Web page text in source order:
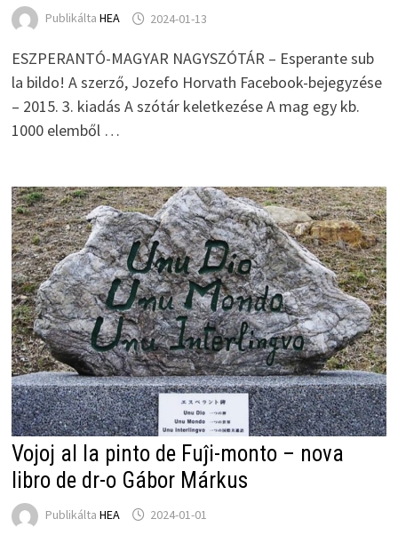
Publikálta HEA 2024-01-13
ESZPERANTÓ-MAGYAR NAGYSZÓTÁR – Esperante sub
la bildo! A szerző, Jozefo Horvath Facebook-bejegyzése
– 2015. 3. kiadás A szótár keletkezése A mag egy kb.
1000 elemből …
Vojoj al la pinto de Fuĵi-monto – nova
libro de dr-o Gábor Márkus
Publikálta HEA 2024-01-01